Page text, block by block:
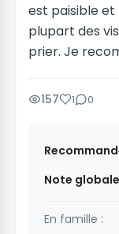
est paisible
plupart des
prier. Je
157 1 0
Note
En famille :